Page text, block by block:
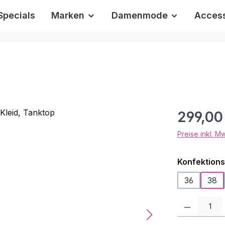
Marken Damenmode
Regulärer
Preise inkl.
36
38
Produkt